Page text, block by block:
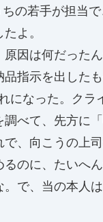
の若手が担当
よ。
原因は何だった
品指示を出した
になった。クラ
べて、先方に
、向こうの上
のに、たいへん
。で、当の本